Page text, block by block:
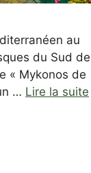
au
du Sud de
« Mykonos de
… Lire la suite